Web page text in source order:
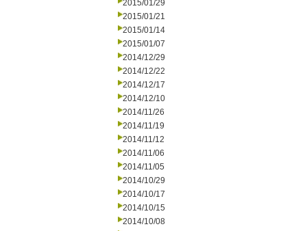
2015/01/29
2015/01/21
2015/01/14
2015/01/07
2014/12/29
2014/12/22
2014/12/17
2014/12/10
2014/11/26
2014/11/19
2014/11/12
2014/11/06
2014/11/05
2014/10/29
2014/10/17
2014/10/15
2014/10/08